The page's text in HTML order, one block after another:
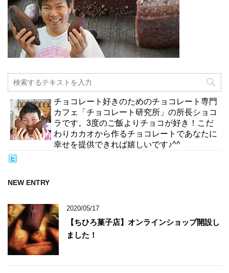
チョコレート好きのためのチョコレート専門
カフェ「チョコレート研究所」の所長ショコ
ラです。3度のご飯よりチョコが好き！こだ
わりカカオから作るチョコレートであなたに
幸せを提供できれば嬉しいです♪^^
NEW ENTRY
2020/05/17
【ちひろ菓子店】オンラインショップ開設し
ました！